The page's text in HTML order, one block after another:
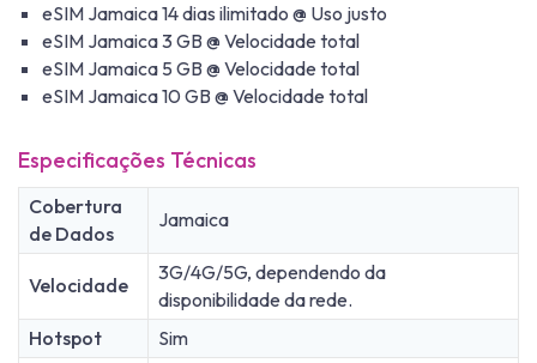
eSIM Jamaica 14 dias ilimitado @ Uso justo
eSIM Jamaica 3 GB @ Velocidade total
eSIM Jamaica 5 GB @ Velocidade total
eSIM Jamaica 10 GB @ Velocidade total
Especificações Técnicas
Cobertura
de Dados
Jamaica
Velocidade
3G/4G/5G, dependendo da
disponibilidade da rede.
Hotspot
Sim